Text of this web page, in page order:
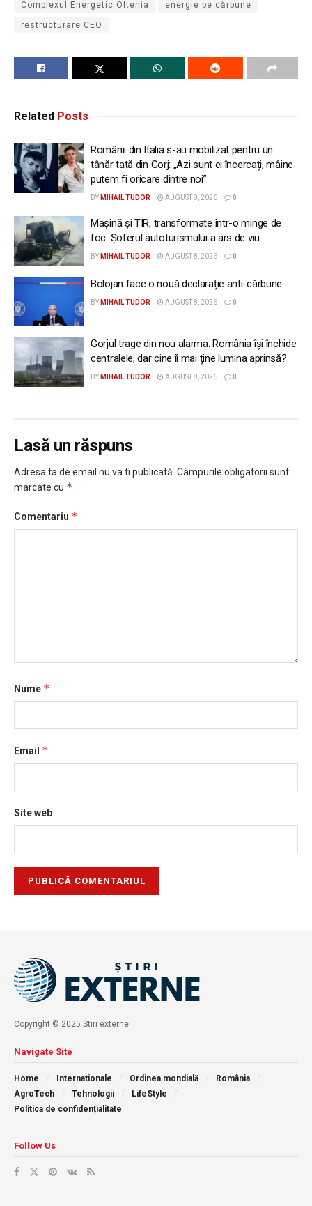
Complexul Energetic Oltenia energie pe cărbune
restructurare CEO
Related Posts
Românii din Italia s-au mobilizat pentru un
tânăr tată din Gorj: „Azi sunt ei încercați, mâine
putem fi oricare dintre noi”
BY MIHAIL TUDOR AUGUST 8, 2026 0
Mașină și TIR, transformate într-o minge de
foc. Șoferul autoturismului a ars de viu
BY MIHAIL TUDOR AUGUST 8, 2026 0
Bolojan face o nouă declarație anti-cărbune
BY MIHAIL TUDOR AUGUST 8, 2026 0
Gorjul trage din nou alarma: România își închide
centralele, dar cine îi mai ține lumina aprinsă?
BY MIHAIL TUDOR AUGUST 8, 2026 0
Lasă un răspuns
Adresa ta de email nu va fi publicată. Câmpurile obligatorii sunt
marcate cu *
Comentariu *
Nume *
Email *
Site web
Copyright © 2025 Stiri externe
Navigate Site
Home Internationale Ordinea mondială
România
AgroTech
Tehnologii
LifeStyle
Politica de confidențialitate
Follow Us